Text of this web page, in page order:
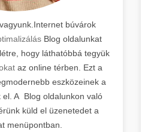
búvárok
Blog oldalunkat
hogy láthatóbbá tegyük
az online térben. Ezt a
eszközeinek a
el. A Blog oldalunkon való
küld el üzenetedet a
menüpontban.